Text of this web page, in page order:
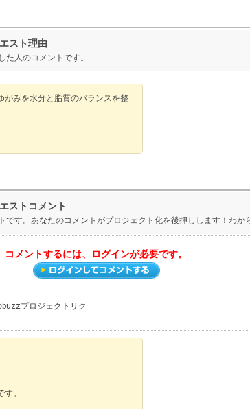
スト理由
人のコメントです。
がみを水分と脂質のバランスを整
ストコメント
す。あなたのコメントがプロジェクト化を後押しします！わか
コメントするには、ログインが必要です。
プロジェクトリク
。